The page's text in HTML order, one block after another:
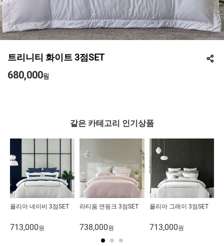
트리니티 화이트 3점SET
680,000원
같은 카테고리 인기상품
플리아 네이비 3점SET
713,000원
라티움 연핑크 3점SET
738,000원
플리아 그레이 3점SET
713,000원